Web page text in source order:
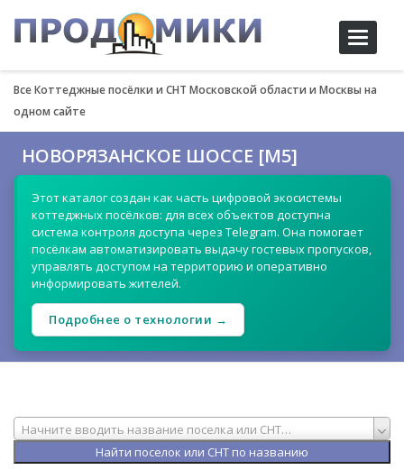
Toggle
Все Коттеджные посёлки и СНТ Московской области и Москвы на
одном сайте
НОВОРЯЗАНСКОЕ ШОССЕ [М5]
Этот каталог создан как часть цифровой экосистемы
коттеджных посёлков: для всех объектов доступна
система контроля доступа через Telegram. Она помогает
посёлкам автоматизировать выдачу гостевых пропусков,
управлять доступом на территорию и оперативно
информировать жителей.
Подробнее о технологии →
Начните вводить название поселка или СНТ…